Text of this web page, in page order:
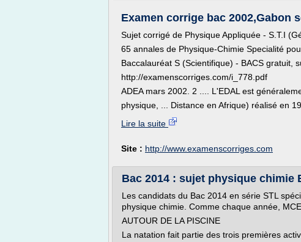
Examen corrige bac 2002,Gabon
Sujet corrigé de Physique Appliquée - S.T.I
65 annales de Physique-Chimie Specialité
Baccalauréat S (Scientifique) - BACS gratuit,
http://examenscorriges.com/i_778.pdf
ADEA mars 2002. 2 .... L'EDAL est
physique, ... Distance en Afrique) réalisé en
Lire la suite
Site : http://www.examenscorriges.com
Bac 2014 : sujet physique chimie
Les candidats du Bac 2014 en série STL
physique chimie. Comme chaque année,
AUTOUR DE LA PISCINE
La natation fait partie des trois premières